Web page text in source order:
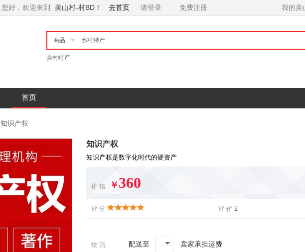
您好，欢迎来到 美山村-村BD！ 去首页 请登录 免费注册
商品
乡村特产
首页
知识产权
知识产权
知识产权是数字化时代的硬资产
价格 ￥ 360
评分 评价2
物流 配送至 卖家承担运费